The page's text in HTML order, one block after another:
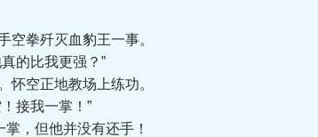
拳歼灭血豹王一事。
的比我更强？”
空正地教场上练功。
接我一掌！”
，但他并没有还手！